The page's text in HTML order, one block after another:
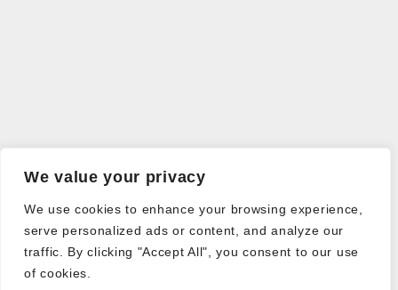
We value your privacy
We use cookies to enhance your browsing experience,
serve personalized ads or content, and analyze our
traffic. By clicking "Accept All", you consent to our use
of cookies.